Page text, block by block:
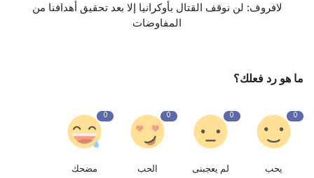
لافروف: لن نوقف القتال بأوكرانيا إلا بعد تحقيق أهدافنا من
المفاوضات
ما هو رد فعلك؟
0
يحب
0
لم يعجبنى
0
الحب
0
مضحك